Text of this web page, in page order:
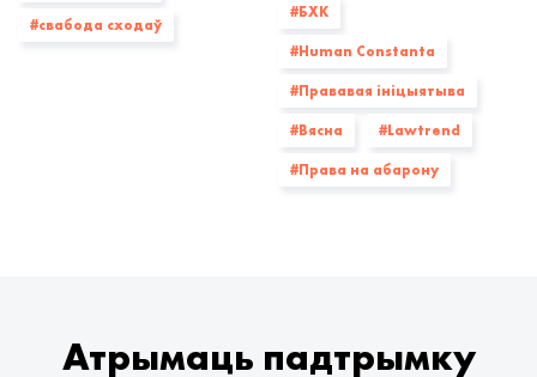
#свабода сходаў
#БХК
#Human Constanta
#Прававая ініцыятыва
#Вясна #Lawtrend
#Права на абарону
Атрымаць падтрымку